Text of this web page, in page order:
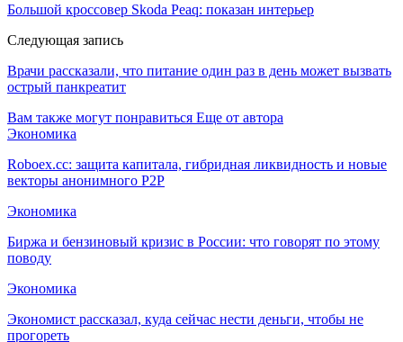
Большой кроссовер Skoda Peaq: показан интерьер
Следующая запись
Врачи рассказали, что питание один раз в день может вызвать
острый панкреатит
Вам также могут понравиться Еще от автора
Экономика
Roboex.cc: защита капитала, гибридная ликвидность и новые
векторы анонимного P2P
Экономика
Биржа и бензиновый кризис в России: что говорят по этому
поводу
Экономика
Экономист рассказал, куда сейчас нести деньги, чтобы не
прогореть